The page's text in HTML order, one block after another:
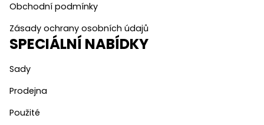
Obchodní podmínky
Zásady ochrany osobních údajů
SPECIÁLNÍ NABÍDKY
Sady
Prodejna
Použité